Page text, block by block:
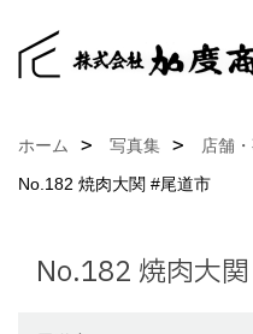
ホーム 写真集 店舗
No.182 焼肉大関 #尾道市
No.182 焼肉大